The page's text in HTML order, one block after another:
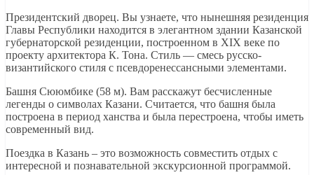
Президентский дворец. Вы узнаете, что нынешняя резиденция
Главы Республики находится в элегантном здании Казанской
губернаторской резиденции, построенном в XIX веке по
проекту архитектора К. Тона. Стиль — смесь русско-
византийского стиля с псевдоренессансными элементами.
Башня Сююмбике (58 м). Вам расскажут бесчисленные
легенды о символах Казани. Считается, что башня была
построена в период ханства и была перестроена, чтобы иметь
современный вид.
Поездка в Казань – это возможность совместить отдых с
интересной и познавательной экскурсионной программой.